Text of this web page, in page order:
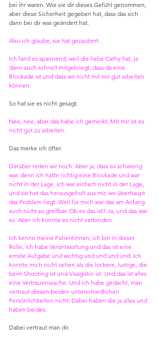
bei ihr waren. Wie sie dir dieses Gefühl genommen,
aber diese Sicherheit gegeben hat, dass das sich
dann bei dir was geändert hat.
Also ich glaube, sie hat gezaubert.
Ich fand es spannend, weil die liebe Cathy hat, ja
dann auch schnell mitgekriegt, dass da eine
Blockade ist und dass wir nicht mit mir gut arbeiten
können.
So hat sie es nicht gesagt.
Nee, nee, aber das habe ich gemerkt. Mit mir ist es
nicht gut zu arbeiten.
Das merke ich öfter.
Darüber reden wir noch. Aber ja, dass es schwierig
war, denn ich hatte richtig eine Blockade und war
nicht in der Lage. Ich war einfach nicht in der Lage,
und sie hat das herausgeholt aus mir, wo überhaupt
das Problem liegt. Weil für mich war das am Anfang
auch nicht so greifbar. Ob es das ist? Ja, und das war
es. Aber ich konnte es nicht verbinden.
Ich kenne meine Patientinnen, ich bin in dieser
Rolle, ich habe Verantwortung und das ist eine
ernste Aufgabe und wichtig und und und und. Ich
konnte mich nicht sehen als die lockere, lustige, die
beim Shooting ist und Visagistin ist. Und das ist alles
eine Vertrauenssache. Und ich habe gedacht, man
vertraut diesen beiden unterschiedlichen
Persönlichkeiten nicht. Dabei haben die ja alles und
haben beides.
Dabei vertraut man dir.